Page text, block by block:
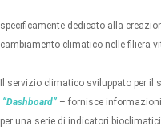
specificamente dedicato alla
cambiamento climatico nelle filiera
Il servizio climatico sviluppato per il
“Dashboard” – fornisce
per una serie di indicatori